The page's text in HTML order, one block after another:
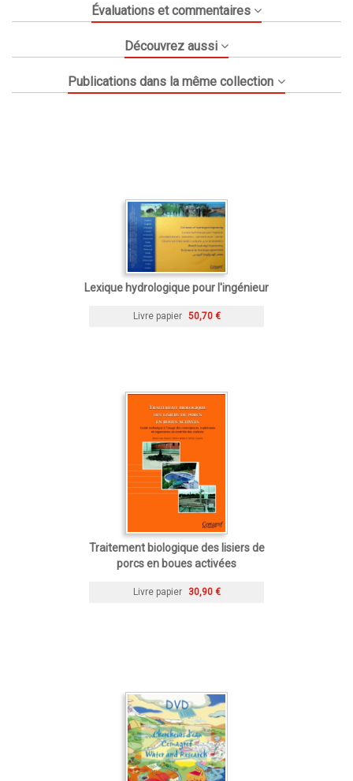
Évaluations et commentaires
Découvrez aussi
Publications dans la même collection
Lexique hydrologique pour l'ingénieur
Livre papier 50,70 €
Traitement biologique des lisiers de
porcs en boues activées
Livre papier 30,90 €